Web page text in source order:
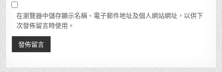
在瀏覽器中儲存顯示名稱、電子郵件地址及個人網站網址，以供下
次發佈留言時使用。